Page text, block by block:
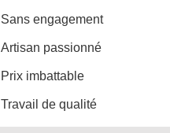
Sans engagement
Artisan passionné
Prix imbattable
Travail de qualité